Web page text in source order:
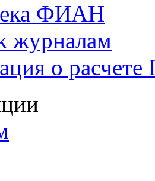
ФИАН
журналам
о